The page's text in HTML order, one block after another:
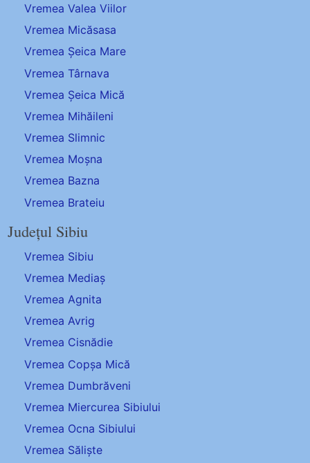
Vremea Valea Viilor
Vremea Micăsasa
Vremea Șeica Mare
Vremea Târnava
Vremea Șeica Mică
Vremea Mihăileni
Vremea Slimnic
Vremea Moșna
Vremea Bazna
Vremea Brateiu
Județul Sibiu
Vremea Sibiu
Vremea Mediaș
Vremea Agnita
Vremea Avrig
Vremea Cisnădie
Vremea Copșa Mică
Vremea Dumbrăveni
Vremea Miercurea Sibiului
Vremea Ocna Sibiului
Vremea Săliște